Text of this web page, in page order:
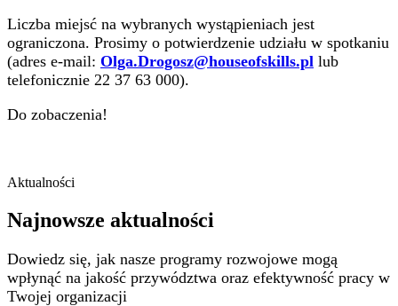
Liczba miejsć na wybranych wystąpieniach jest
ograniczona. Prosimy o potwierdzenie udziału w spotkaniu
(adres e-mail: Olga.Drogosz@houseofskills.pl lub
telefonicznie 22 37 63 000).
Do zobaczenia!
Aktualności
Najnowsze aktualności
Dowiedz się, jak nasze programy rozwojowe mogą
wpłynąć na jakość przywództwa oraz efektywność pracy w
Twojej organizacji